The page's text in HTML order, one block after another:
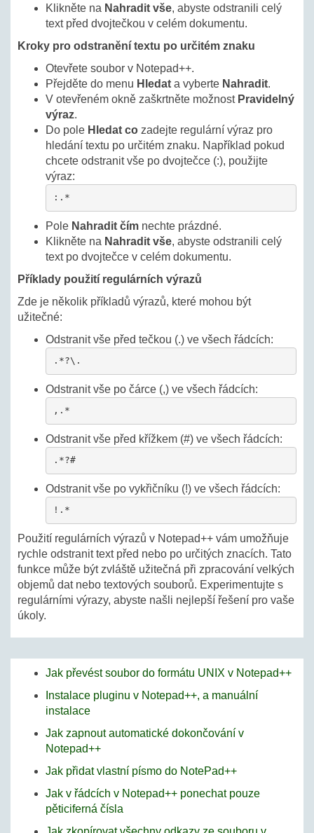
Klikněte na Nahradit vše, abyste odstranili celý
text před dvojtečkou v celém dokumentu.
Kroky pro odstranění textu po určitém znaku
Otevřete soubor v Notepad++.
Přejděte do menu Hledat a vyberte Nahradit.
V otevřeném okně zaškrtněte možnost Pravidelný
výraz.
Do pole Hledat co zadejte regulární výraz pro
hledání textu po určitém znaku. Například pokud
chcete odstranit vše po dvojtečce (:), použijte
výraz:
:.*
Pole Nahradit čím nechte prázdné.
Klikněte na Nahradit vše, abyste odstranili celý
text po dvojtečce v celém dokumentu.
Příklady použití regulárních výrazů
Zde je několik příkladů výrazů, které mohou být
užitečné:
Odstranit vše před tečkou (.) ve všech řádcích:
.*?\.
Odstranit vše po čárce (,) ve všech řádcích:
,.*
Odstranit vše před křížkem (#) ve všech řádcích:
.*?#
Odstranit vše po vykřičníku (!) ve všech řádcích:
!.*
Použití regulárních výrazů v Notepad++ vám umožňuje
rychle odstranit text před nebo po určitých znacích. Tato
funkce může být zvláště užitečná při zpracování velkých
objemů dat nebo textových souborů. Experimentujte s
regulárními výrazy, abyste našli nejlepší řešení pro vaše
úkoly.
Jak převést soubor do formátu UNIX v Notepad++
Instalace pluginu v Notepad++, a manuální
instalace
Jak zapnout automatické dokončování v
Notepad++
Jak přidat vlastní písmo do NotePad++
Jak v řádcích v Notepad++ ponechat pouze
pěticiferná čísla